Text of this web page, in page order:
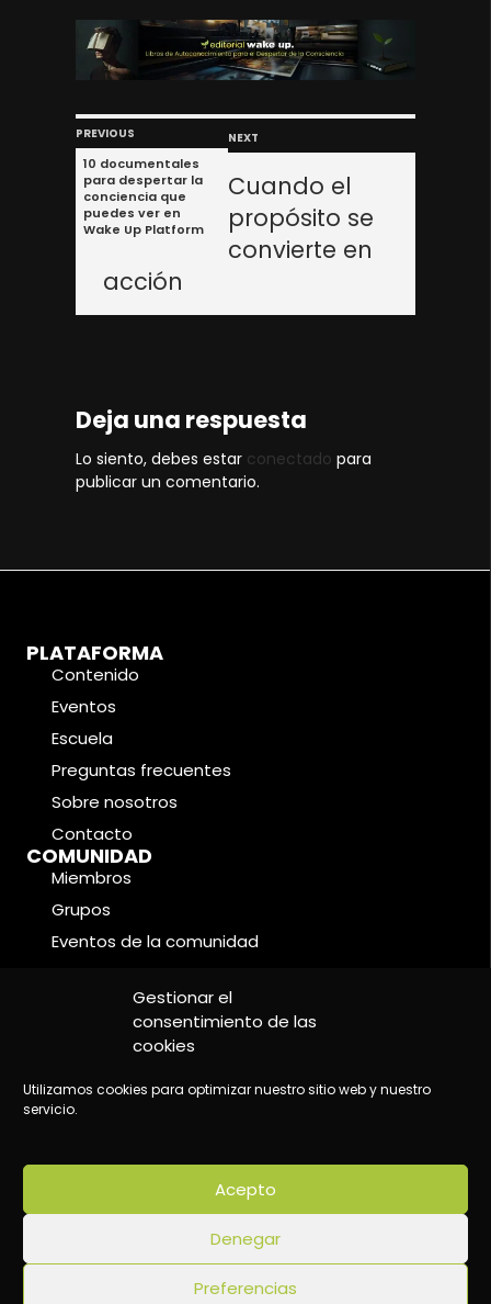
Gestionar el
consentimiento de las
cookies
Utilizamos cookies para optimizar nuestro sitio web y nuestro
servicio.
Acepto
Denegar
Preferencias
PREVIOUS
10 documentales
para despertar la
conciencia que
puedes ver en
Wake Up Platform
NEXT
Cuando el
propósito se
convierte en
acción
Deja una respuesta
Lo siento, debes estar conectado para
publicar un comentario.
PLATAFORMA
Contenido
Eventos
Escuela
Preguntas frecuentes
Sobre nosotros
Contacto
COMUNIDAD
Miembros
Grupos
Eventos de la comunidad
CONDICIONES LEGALES
Política de cookies
Política de privacidad
Aviso legal
©2024 Wake Up - Conscious content platform